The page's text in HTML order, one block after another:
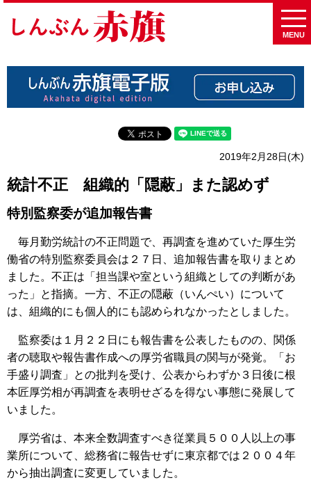
MENU
2019年2月28日(木)
統計不正 組織的「隠蔽」また認めず
特別監察委が追加報告書
毎月勤労統計の不正問題で、再調査を進めていた厚生労
働省の特別監察委員会は２７日、追加報告書を取りまとめ
ました。不正は「担当課や室という組織としての判断があ
った」と指摘。一方、不正の隠蔽（いんぺい）について
は、組織的にも個人的にも認められなかったとしました。
監察委は１月２２日にも報告書を公表したものの、関係
者の聴取や報告書作成への厚労省職員の関与が発覚。「お
手盛り調査」との批判を受け、公表からわずか３日後に根
本匠厚労相が再調査を表明せざるを得ない事態に発展して
いました。
厚労省は、本来全数調査すべき従業員５００人以上の事
業所について、総務省に報告せずに東京都では２００４年
から抽出調査に変更していました。